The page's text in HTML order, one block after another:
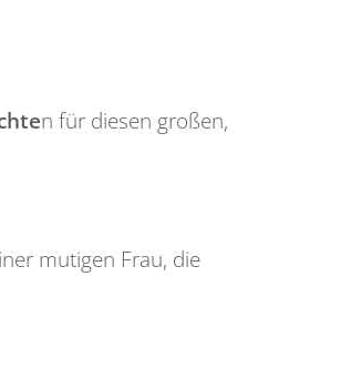
n für diesen großen,
mutigen Frau, die